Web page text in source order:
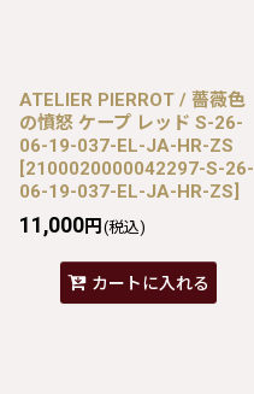
ATELIER PIERROT / 薔薇色
の憤怒 ケープ レッド S-26-
06-19-037-EL-JA-HR-ZS
[2100020000042297-S-26-
06-19-037-EL-JA-HR-ZS]
11,000円 (税込)
カートに入れる